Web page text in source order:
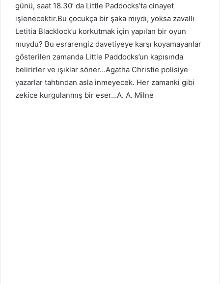
günü, saat 18.30’ da Little Paddocks’ta cinayet
işlenecektir.Bu çocukça bir şaka mıydı, yoksa zavallı
Letitia Blacklock’u korkutmak için yapılan bir oyun
muydu? Bu esrarengiz davetiyeye karşı koyamayanlar
gösterilen zamanda Little Paddocks’un kapısında
belirirler ve ışıklar söner…Agatha Christie polisiye
yazarlar tahtından asla inmeyecek. Her zamanki gibi
zekice kurgulanmış bir eser…A. A. Milne